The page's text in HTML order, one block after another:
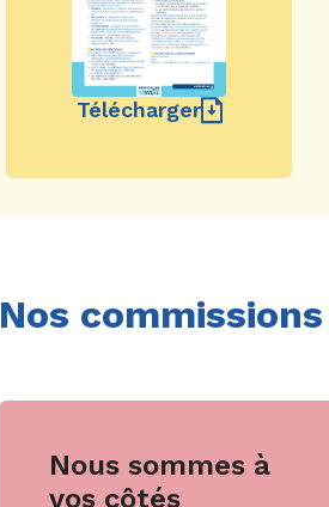
Télécharger
Nos commissions
Nous sommes à
vos côtés